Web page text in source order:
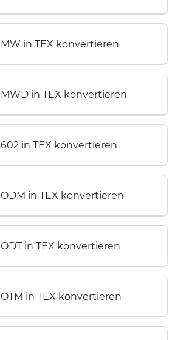
MW in TEX konvertieren
MWD in TEX konvertieren
602 in TEX konvertieren
ODM in TEX konvertieren
ODT in TEX konvertieren
OTM in TEX konvertieren